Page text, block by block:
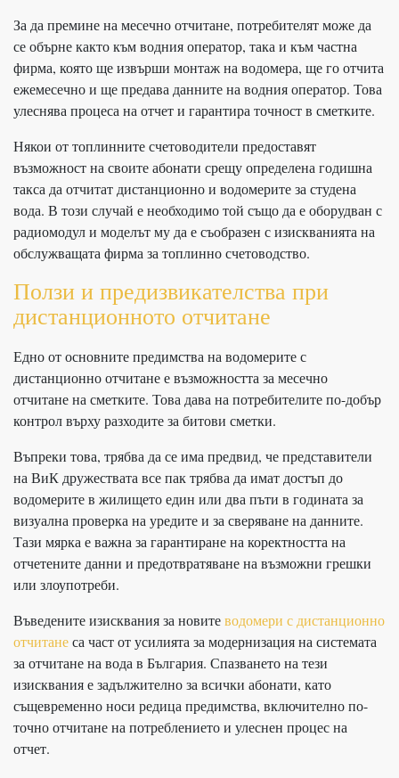
За да премине на месечно отчитане, потребителят може да
се обърне както към водния оператор, така и към частна
фирма, която ще извърши монтаж на водомера, ще го отчита
ежемесечно и ще предава данните на водния оператор. Това
улеснява процеса на отчет и гарантира точност в сметките.
Някои от топлинните счетоводители предоставят
възможност на своите абонати срещу определена годишна
такса да отчитат дистанционно и водомерите за студена
вода. В този случай е необходимо той също да е оборудван с
радиомодул и моделът му да е съобразен с изискванията на
обслужващата фирма за топлинно счетоводство.
Ползи и предизвикателства при
дистанционното отчитане
Едно от основните предимства на водомерите с
дистанционно отчитане е възможността за месечно
отчитане на сметките. Това дава на потребителите по-добър
контрол върху разходите за битови сметки.
Въпреки това, трябва да се има предвид, че представители
на ВиК дружествата все пак трябва да имат достъп до
водомерите в жилището един или два пъти в годината за
визуална проверка на уредите и за сверяване на данните.
Тази мярка е важна за гарантиране на коректността на
отчетените данни и предотвратяване на възможни грешки
или злоупотреби.
Въведените изисквания за новитеводомери с дистанционно
отчитанеса част от усилията за модернизация на системата
за отчитане на вода в България. Спазването на тези
изисквания е задължително за всички абонати, като
същевременно носи редица предимства, включително по-
точно отчитане на потреблението и улеснен процес на
отчет.